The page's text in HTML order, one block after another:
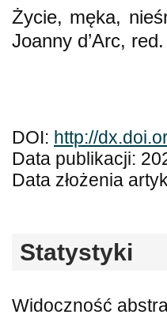
Życie, męka,
Joanny d’Arc,
DOI: http://
Data publikacji:
Data złożenia
Statystyki
Widoczność